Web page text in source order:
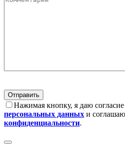
Нажимая кнопку, я даю
персональных данных и
конфиденциальности.